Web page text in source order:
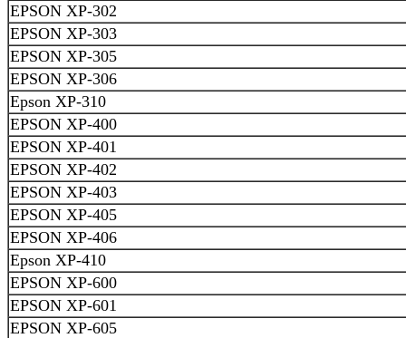
EPSON XP-302
EPSON XP-303
EPSON XP-305
EPSON XP-306
Epson XP-310
EPSON XP-400
EPSON XP-401
EPSON XP-402
EPSON XP-403
EPSON XP-405
EPSON XP-406
Epson XP-410
EPSON XP-600
EPSON XP-601
EPSON XP-605